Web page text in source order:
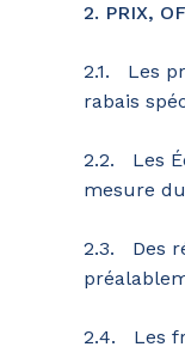
2. PRIX,
2.1. Les
rabais
2.2. Les
mesure
2.3. Des
2.4. Les